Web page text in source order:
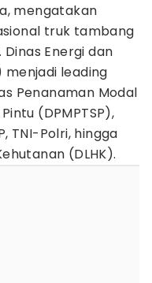
mengatakan
truk tambang
Energi dan
menjadi leading
Penanaman Modal
(DPMPTSP),
TNI-Polri, hingga
(DLHK).